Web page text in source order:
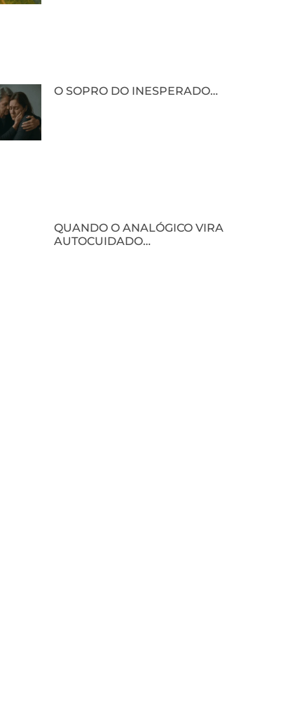
O SOPRO DO INESPERADO…
QUANDO O ANALÓGICO VIRA
AUTOCUIDADO…